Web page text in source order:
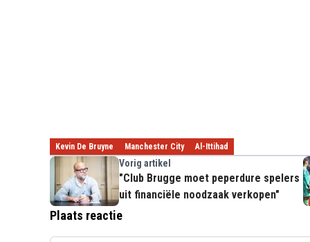
Kevin De Bruyne Manchester City Al-Ittihad
Vorig artikel
"Club Brugge moet peperdure spelers
uit financiële noodzaak verkopen"
Plaats reactie